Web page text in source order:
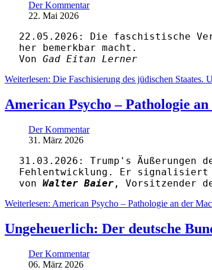
Der Kommentar
22. Mai 2026
22.05.2026: Die faschistische
her bemerkbar macht.
Von Gad Eitan Lerner
Weiterlesen: Die Faschisierung des jüdischen Staates.
American Psycho – Pathologie
Der Kommentar
31. März 2026
31.03.2026: Trump's
Fehlentwicklung. Er signalisiert
von Walter Baier , Vorsitzender
Weiterlesen: American Psycho – Pathologie an der
Ungeheuerlich: Der deutsche
Der Kommentar
06. März 2026